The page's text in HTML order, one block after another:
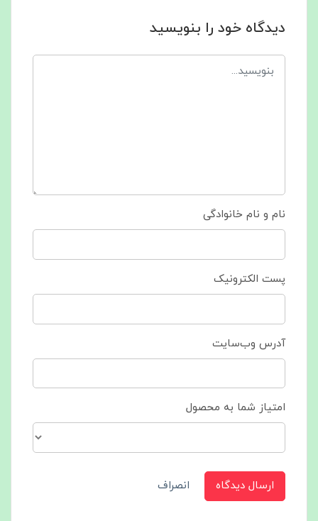
دیدگاه خود را بنویسید
نام و نام خانوادگی
پست الکترونیک
آدرس وب‌سایت
امتیاز شما به محصول
ارسال دیدگاه انصراف